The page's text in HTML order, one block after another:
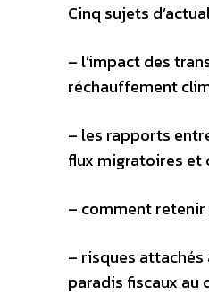
Cinq sujets
– l’impact des
réchauffement
– les rapports
flux migratoires
– comment
– risques attachés
paradis fiscaux au